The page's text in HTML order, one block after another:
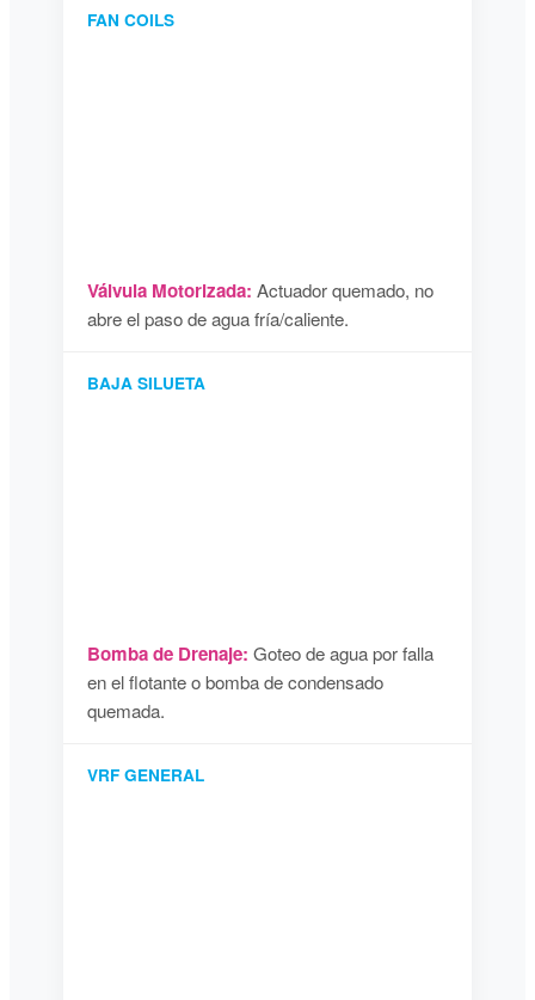
FAN COILS
Válvula Motorizada: Actuador quemado, no
abre el paso de agua fría/caliente.
BAJA SILUETA
Bomba de Drenaje: Goteo de agua por falla
en el flotante o bomba de condensado
quemada.
VRF GENERAL